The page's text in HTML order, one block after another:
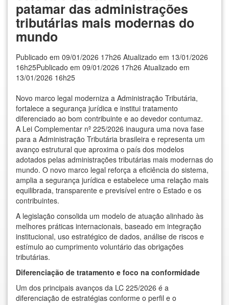
patamar das administrações
tributárias mais modernas do
mundo
Publicado em 09/01/2026 17h26 Atualizado em 13/01/2026
16h25Publicado em 09/01/2026 17h26 Atualizado em
13/01/2026 16h25
Novo marco legal moderniza a Administração Tributária,
fortalece a segurança jurídica e institui tratamento
diferenciado ao bom contribuinte e ao devedor contumaz.
A Lei Complementar nº 225/2026 inaugura uma nova fase
para a Administração Tributária brasileira e representa um
avanço estrutural que aproxima o país dos modelos
adotados pelas administrações tributárias mais modernas do
mundo. O novo marco legal reforça a eficiência do sistema,
amplia a segurança jurídica e estabelece uma relação mais
equilibrada, transparente e previsível entre o Estado e os
contribuintes.
A legislação consolida um modelo de atuação alinhado às
melhores práticas internacionais, baseado em integração
institucional, uso estratégico de dados, análise de riscos e
estímulo ao cumprimento voluntário das obrigações
tributárias.
Diferenciação de tratamento e foco na conformidade
Um dos principais avanços da LC 225/2026 é a
diferenciação de estratégias conforme o perfil e o